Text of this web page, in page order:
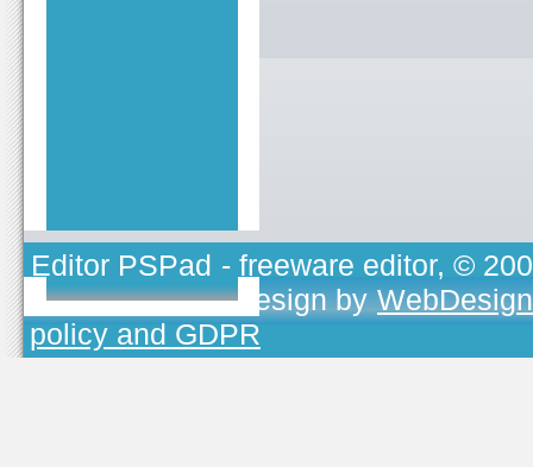
Editor PSPad - freeware editor, ©
TOJEONO.CZ, design by
policy and GDPR